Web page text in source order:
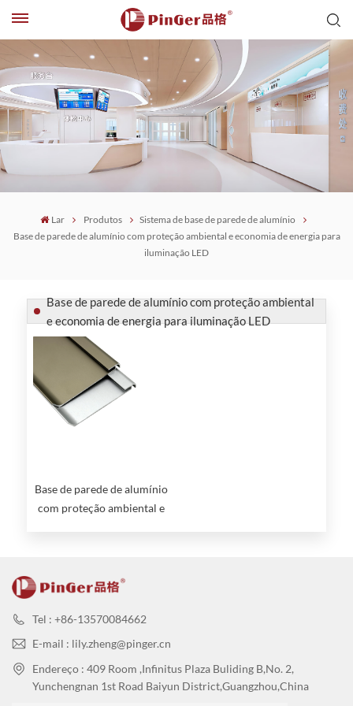
Lar Produtos
Sistema de base de parede de alumínio
Base de parede de alumínio com proteção ambiental e economia de energia para
iluminação LED
Base de parede de alumínio com proteção ambiental
e economia de energia para iluminação LED
Base de parede de alumínio
com proteção ambiental e
Tel : +86-13570084662
E-mail : lily.zheng@pinger.cn
Endereço : 409 Room ,Infinitus Plaza Buliding B,No. 2,
Yunchengnan 1st Road Baiyun District,Guangzhou,China